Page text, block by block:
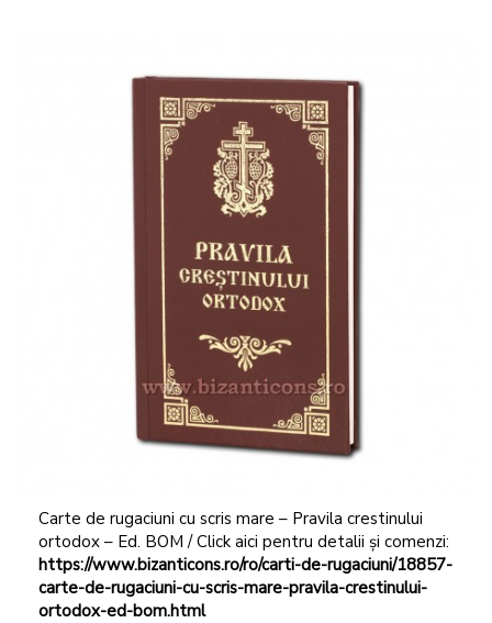
Carte de rugaciuni cu scris mare – Pravila crestinului
ortodox – Ed. BOM / Click aici pentru detalii și comenzi:
https://www.bizanticons.ro/ro/carti-de-rugaciuni/18857-
carte-de-rugaciuni-cu-scris-mare-pravila-crestinului-
ortodox-ed-bom.html